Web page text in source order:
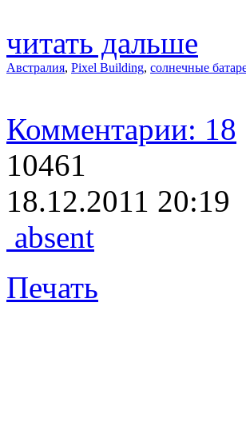
читать дальше
Австралия, Pixel Building, солнечные
Комментарии: 18
10461
18.12.2011 20:19
absent
Печать